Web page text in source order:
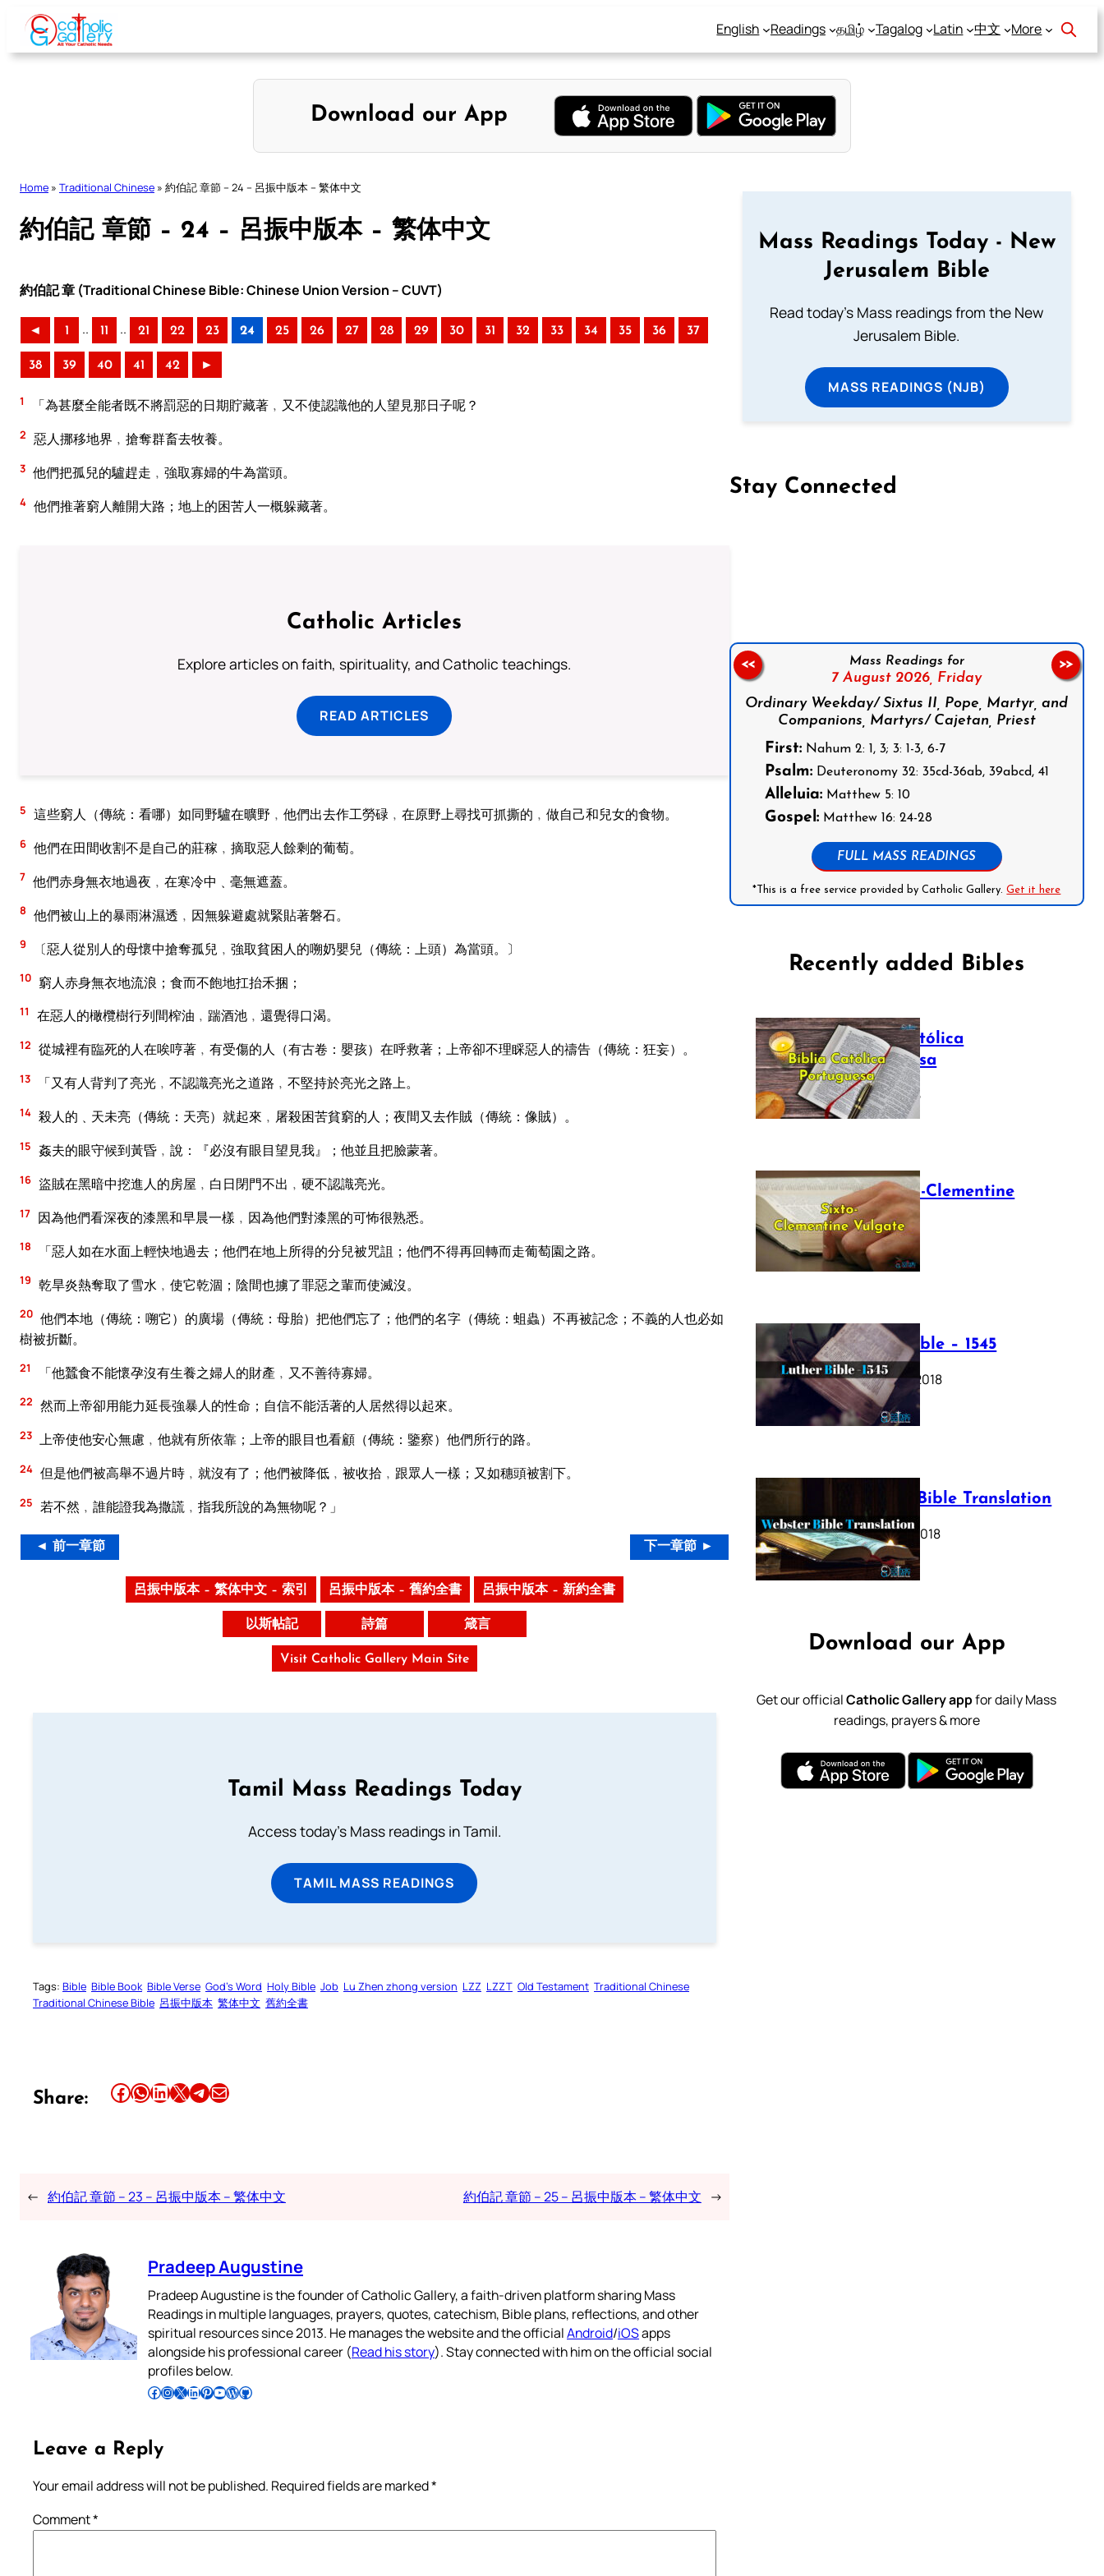
Skip
content
English Readings தமிழ் Tagalog Latin 中文 More
Download our App
Home » Traditional Chinese » 約伯記 章節 – 24 – 呂振中版本 – 繁体中文
約伯記 章節 – 24 – 呂振中版本 – 繁体中文
約伯記 章 (Traditional Chinese Bible: Chinese Union Version – CUVT)
◄ 1 .. 11 .. 21 22 23 24 25 26 27 28 29 30 31 32 33 34 35 36 37
38 39 40 41 42 ►
1 「為甚麼全能者既不將罰惡的日期貯藏著﹐又不使認識他的人望見那日子呢？
2 惡人挪移地界﹐搶奪群畜去牧養。
3 他們把孤兒的驢趕走﹐強取寡婦的牛為當頭。
4 他們推著窮人離開大路；地上的困苦人一概躲藏著。
Catholic Articles
Explore articles on faith, spirituality, and Catholic teachings.
READ ARTICLES
5 這些窮人（傳統：看哪）如同野驢在曠野﹐他們出去作工勞碌﹐在原野上尋找可抓撕的﹐做自己和兒女的食物。
6 他們在田間收割不是自己的莊稼﹐摘取惡人餘剩的葡萄。
7 他們赤身無衣地過夜﹐在寒冷中﹑毫無遮蓋。
8 他們被山上的暴雨淋濕透﹐因無躲避處就緊貼著磐石。
9 〔惡人從別人的母懷中搶奪孤兒﹐強取貧困人的嗍奶嬰兒（傳統：上頭）為當頭。〕
10 窮人赤身無衣地流浪；食而不飽地扛抬禾捆；
11 在惡人的橄欖樹行列間榨油﹐踹酒池﹐還覺得口渴。
12 從城裡有臨死的人在唉哼著﹐有受傷的人（有古卷：嬰孩）在呼救著；上帝卻不理睬惡人的禱告（傳統：狂妄）。
13 「又有人背判了亮光﹐不認識亮光之道路﹐不堅持於亮光之路上。
14 殺人的﹑天未亮（傳統：天亮）就起來﹐屠殺困苦貧窮的人；夜間又去作賊（傳統：像賊）。
15 姦夫的眼守候到黃昏﹐說：『必沒有眼目望見我』；他並且把臉蒙著。
16 盜賊在黑暗中挖進人的房屋﹐白日閉門不出﹐硬不認識亮光。
17 因為他們看深夜的漆黑和早晨一樣﹐因為他們對漆黑的可怖很熟悉。
18 「惡人如在水面上輕快地過去；他們在地上所得的分兒被咒詛；他們不得再回轉而走葡萄園之路。
19 乾旱炎熱奪取了雪水﹐使它乾涸；陰間也擄了罪惡之輩而使滅沒。
20 他們本地（傳統：嗍它）的廣場（傳統：母胎）把他們忘了；他們的名字（傳統：蛆蟲）不再被記念；不義的人也必如
樹被折斷。
21 「他蠶食不能懷孕沒有生養之婦人的財產﹐又不善待寡婦。
22 然而上帝卻用能力延長強暴人的性命；自信不能活著的人居然得以起來。
23 上帝使他安心無慮﹐他就有所依靠；上帝的眼目也看顧（傳統：鑒察）他們所行的路。
24 但是他們被高舉不過片時﹐就沒有了；他們被降低﹐被收拾﹐跟眾人一樣；又如穗頭被割下。
25 若不然﹐誰能證我為撒謊﹐指我所說的為無物呢？」
◄ 前一章節 下一章節 ►
呂振中版本 – 繁体中文 – 索引 呂振中版本 – 舊約全書 呂振中版本 – 新約全書
以斯帖記 詩篇 箴言
Visit Catholic Gallery Main Site
Tamil Mass Readings Today
Access today's Mass readings in Tamil.
TAMIL MASS READINGS
Tags: Bible Bible Book Bible Verse God’s Word Holy Bible Job Lu Zhen zhong version LZZ LZZT Old Testament Traditional Chinese
Traditional Chinese Bible 呂振中版本 繁体中文 舊約全書
Share: Share this article on Facebook Share this article on WhatsApp Share this article on LinkedIn Share this article on X Share this article on TelegramEmail this Article
← 約伯記 章節 – 23 – 呂振中版本 – 繁体中文 約伯記 章節 – 25 – 呂振中版本 – 繁体中文 →
Pradeep Augustine
Pradeep Augustine is the founder of Catholic Gallery, a faith-driven platform sharing Mass
Readings in multiple languages, prayers, quotes, catechism, Bible plans, reflections, and other
spiritual resources since 2013. He manages the website and the officialAndroid/iOSapps
alongside his professional career (Read his story). Stay connected with him on the official social
profiles below.
Follow Pradeep on Facebook Follow Pradeep on InstagramFollow Pradeep on X Follow Pradeep on LinkedIn Follow Pradeep on Pinterest Subscribe to Pradeep’s Youtube Channel Follow Pradeep on WordPress Follow Pradeep on GitHub
Leave a Reply
Your email address will not be published. Required fields are marked*
Comment*
Mass Readings Today - New
Jerusalem Bible
Read today's Mass readings from the New
Jerusalem Bible.
MASS READINGS (NJB)
Stay Connected
Mass Readings for
7 August 2026, Friday
Ordinary Weekday/ Sixtus II, Pope, Martyr, and
Companions, Martyrs/ Cajetan, Priest
First:Nahum 2: 1, 3; 3: 1-3, 6-7
Psalm:Deuteronomy 32: 35cd-36ab, 39abcd, 41
Alleluia:Matthew 5: 10
Gospel:Matthew 16: 24-28
FULL MASS READINGS
*This is a free service provided by Catholic Gallery.Get it here
<< >>
Recently added Bibles
Bíblia Católica
Portuguesa
July 16, 2025
The Sixto-Clementine
Vulgate
July 12, 2025
Luther Bible – 1545
October 17, 2018
Webster Bible Translation
October 11, 2018
Download our App
Get our officialCatholic Gallery appfor daily Mass
readings, prayers & more